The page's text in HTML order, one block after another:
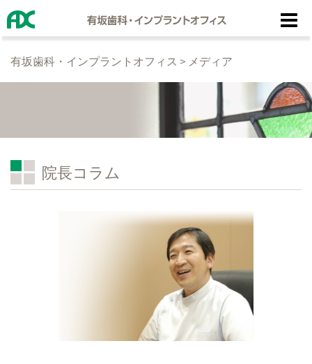
コ
ン
ン
ツ
キ
ッ
有坂歯科・インプラントオフィス > メディア
院長コラム